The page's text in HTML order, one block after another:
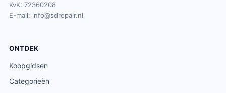
KvK: 72360208
E-mail: info@sdrepair.nl
ONTDEK
Koopgidsen
Categorieën